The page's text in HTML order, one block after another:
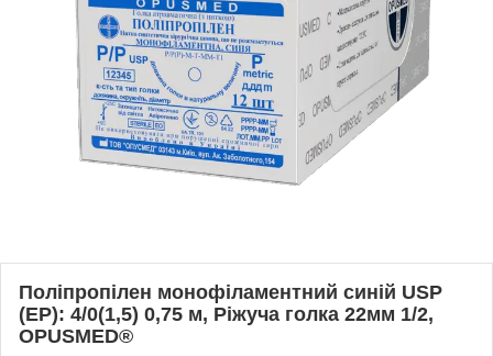
Поліпропілен монофіламентний синій USP
(EP): 4/0(1,5) 0,75 м, Ріжуча голка 22мм 1/2,
OPUSMED®